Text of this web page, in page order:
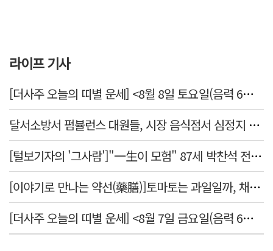
라이프 기사
[더사주 오늘의 띠별 운세] <8월 8일 토요일(음력 6월26일)>
달서소방서 펌뷸런스 대원들, 시장 음식점서 심정지 환자 생명 살려
[털보기자의 '그사람']"一生이 모험" 87세 박찬석 전 경북대 총장
[이야기로 만나는 약선(藥膳)]토마토는 과일일까, 채소일까
[더사주 오늘의 띠별 운세] <8월 7일 금요일(음력 6월25일)>